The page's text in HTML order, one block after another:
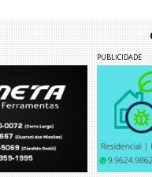
PUBLICIDADE